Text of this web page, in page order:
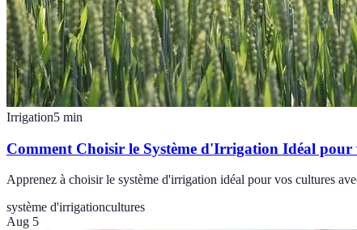
Irrigation5 min
Comment Choisir le Système d'Irrigation Idéal pour
Apprenez à choisir le système d'irrigation idéal pour vos cultures
système d'irrigationcultures
Aug 5